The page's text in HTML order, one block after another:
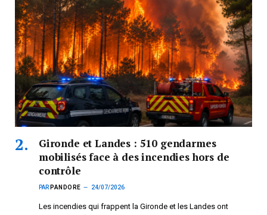
Gironde et Landes : 510 gendarmes
mobilisés face à des incendies hors de
contrôle
PAR PANDORE 24/07/2026
Les incendies qui frappent la Gironde et les Landes ont